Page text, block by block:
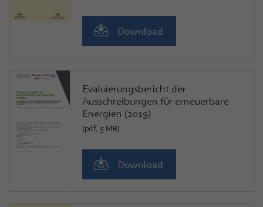
Download
Evaluierungsbericht der
Ausschreibungen für erneuerbare
Energien (2019)
(pdf, 5 MB)
Download